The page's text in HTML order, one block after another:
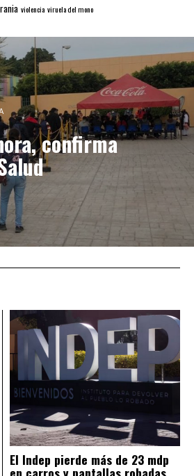
violencia viruela del mono
confirma
El Indep pierde más de 23 mdp
en carros y pantallas robadas